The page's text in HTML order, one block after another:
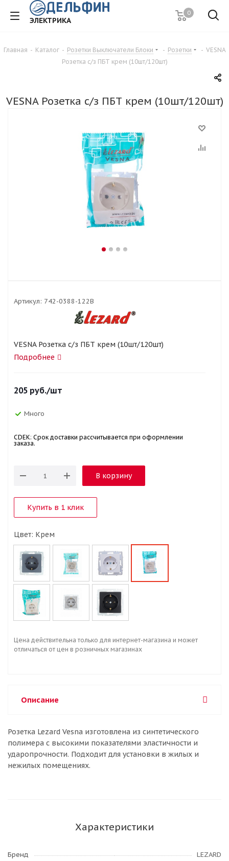
ЭЛЕКТРИКА
0
Главная - Каталог - Розетки Выключатели Блоки - Розетки - VESNA
Розетка с/з ПБТ крем (10шт/120шт)
VESNA Розетка с/з ПБТ крем (10шт/120шт)
Артикул: 742-0388-122B
VESNA Розетка с/з ПБТ крем (10шт/120шт)
Подробнее
205 руб./шт
Много
CDEK: Срок доставки рассчитывается при оформлении
заказа.
В корзину
Купить в 1 клик
Цвет: Крем
Цена действительна только для интернет-магазина и может
отличаться от цен в розничных магазинах
Описание
Розетка Lezard Vesna изготовлена из синтетического
полимера с высокими показателями эластичности и
ударопрочности. Подходит для установки в жилых и
нежилых помещениях.
Характеристики
Бренд
LEZARD